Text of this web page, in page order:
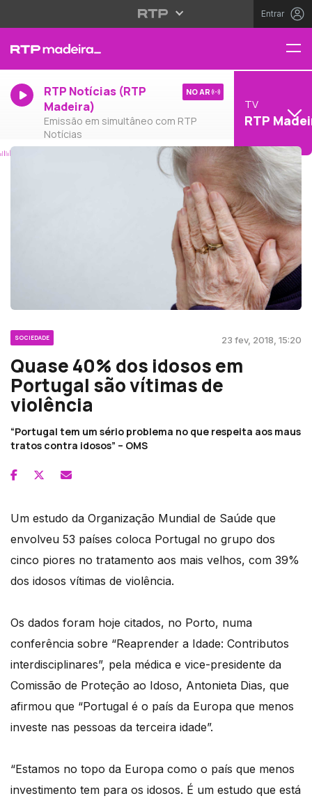
Entrar
RTP Notícias (RTP
Madeira)
Emissão em simultâneo com RTP
Notícias
NO AR
TV
RTP
SOCIEDADE 23 fev, 2018, 15:20
Quase 40% dos idosos em
Portugal são vítimas de
violência
“Portugal tem um sério problema no que respeita aos maus
tratos contra idosos” – OMS
Um estudo da Organização Mundial de Saúde que
envolveu 53 países coloca Portugal no grupo dos
cinco piores no tratamento aos mais velhos, com 39%
dos idosos vítimas de violência.
Os dados foram hoje citados, no Porto, numa
conferência sobre “Reaprender a Idade: Contributos
interdisciplinares”, pela médica e vice-presidente da
Comissão de Proteção ao Idoso, Antonieta Dias, que
afirmou que “Portugal é o país da Europa que menos
investe nas pessoas da terceira idade”.
“Estamos no topo da Europa como o país que menos
investimento tem para os idosos. É um estudo que está